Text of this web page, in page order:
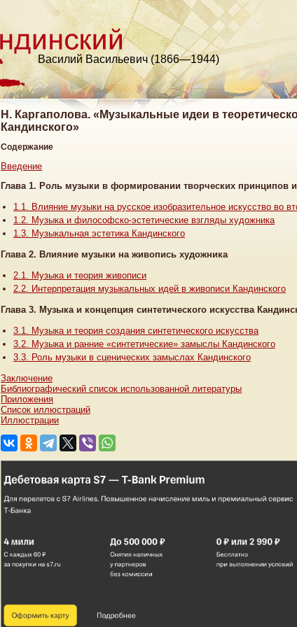
Василий Васильевич (1866—1944)
Н. Каргаполова. «Музыкальные идеи в
Кандинского»
Содержание
Введение
Глава 1. Роль музыки в формировании творческих принципов и
1.1. Влияние музыки на русское изобразительное искусство во
1.2. Музыка и философско-эстетические взгляды художника
1.3. Музыкальная эстетика Кандинского
Глава 2. Влияние музыки на живопись художника
2.1. Музыка и теория живописи
2.2. Интерпретация музыкальных идей в живописи Кандинского
Глава 3. Музыка и концепция синтетического искусства
3.1. Музыка и теория создания синтетического искусства
3.2. Музыка и ранние «синтетические» замыслы Кандинского
3.3. Роль музыки в сценических замыслах Кандинского
Заключение
Библиографический список использованной литературы
Приложения
Список иллюстраций
Иллюстрации